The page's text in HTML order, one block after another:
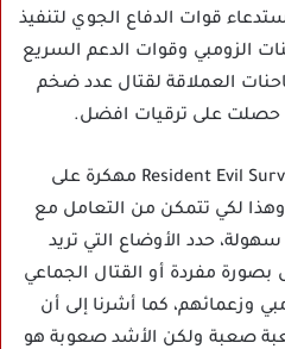
قوات الدفاع الجوي لتنفيذ
الزومبي وقوات الدعم السريع
العملاقة لقتال عدد ضخم
على ترقيات افضل.
بعد تنزيل لعبة Resident Evil Survival Unit Mod مهكرة على
وهذا لكي تتمكن من التعامل مع
حدد الأوضاع التي تريد
بصورة مفردة أو القتال الجماعي
وزعمائهم، كما أشرنا إلى أن
صعبة ولكن الأشد صعوبة هو